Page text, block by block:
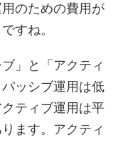
のための費用が
すね。
」と「アクティ
ッシブ運用は低
ティブ運用は平
ます。アクティ